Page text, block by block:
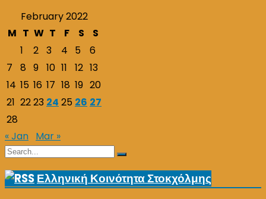
February 2022
M T W T F S
S
1
2 3 4 5
6
7
8 9 10 11 12 13
14 15 16 17 18 19 20
21 2223 24 25 26 27
28
« Jan Mar »
Search
Search
Ελληνική Κοινότητα Στοκχόλμης